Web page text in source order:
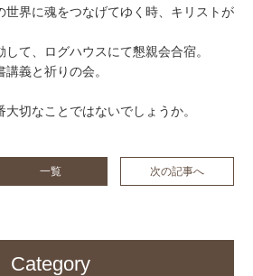
世界に魂をつなげてゆく時、キリストが
て、ログハウスにて懇親会合宿。
義と祈りの会。
切なことではないでしょうか。
一覧 次の記事へ
Category